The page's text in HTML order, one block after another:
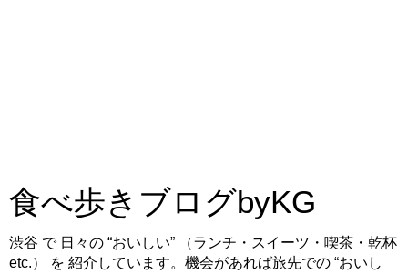
食べ歩きブログbyKG
渋谷 で 日々の “おいしい” （ランチ・スイーツ・喫茶・乾杯
etc.） を 紹介しています。機会があれば旅先での “おいし